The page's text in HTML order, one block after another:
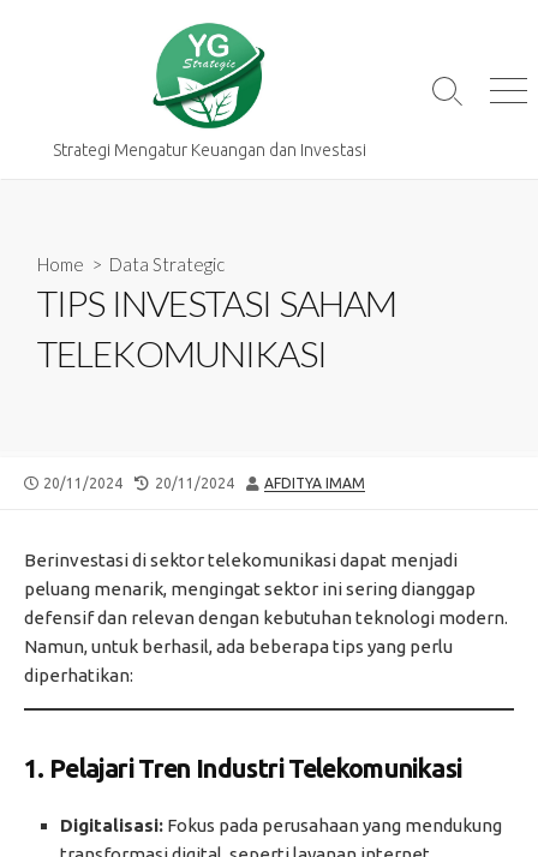
Strategi Mengatur Keuangan dan Investasi
Search
Home > Data Strategic
TIPS INVESTASI SAHAM
TELEKOMUNIKASI
PUBLISHED
20/11/2024
LAST
20/11/2024 AUTHOR
AFDITYA IMAM
Berinvestasi di sektor telekomunikasi dapat menjadi
peluang menarik, mengingat sektor ini sering dianggap
defensif dan relevan dengan kebutuhan teknologi modern.
Namun, untuk berhasil, ada beberapa tips yang perlu
diperhatikan:
1. Pelajari Tren Industri Telekomunikasi
Digitalisasi: Fokus pada perusahaan yang mendukung